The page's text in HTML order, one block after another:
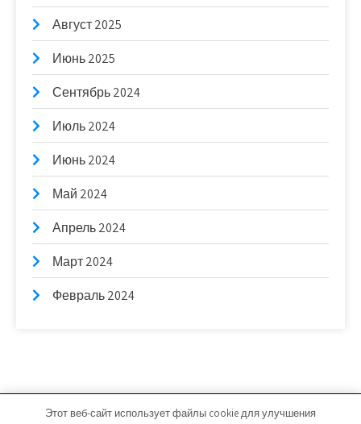
Август 2025
Июнь 2025
Сентябрь 2024
Июль 2024
Июнь 2024
Май 2024
Апрель 2024
Март 2024
Февраль 2024
Этот веб-сайт использует файлы cookie для улучшения